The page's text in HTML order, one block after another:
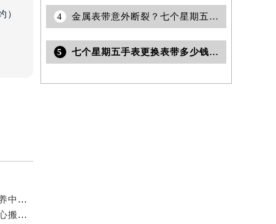
需提前预约）
）
2026年6月官方最终发布文本：七个星期五售后维修保养中心搬迁与新增事项
2026年6月官方最终发布：七个星期五售后维修保养中心搬迁与新增
4 金属表带意外断裂？七个星期五手表急救指南，轻松应对
5 七个星期五手表更换表带多少钱?(需要注意的问题)